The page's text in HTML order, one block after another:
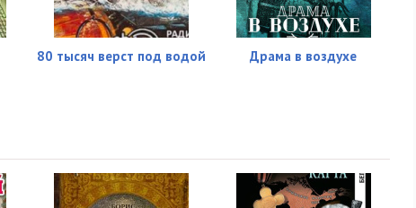
05:09
07:26
80 тысяч верст под водой Драма в воздухе